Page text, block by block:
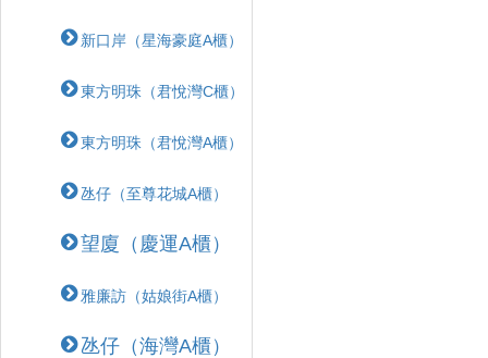
新口岸（星海豪庭A櫃）
東方明珠（君悅灣C櫃）
東方明珠（君悅灣A櫃）
氹仔（至尊花城A櫃）
望廈（慶運A櫃）
雅廉訪（姑娘街A櫃）
氹仔（海灣A櫃）